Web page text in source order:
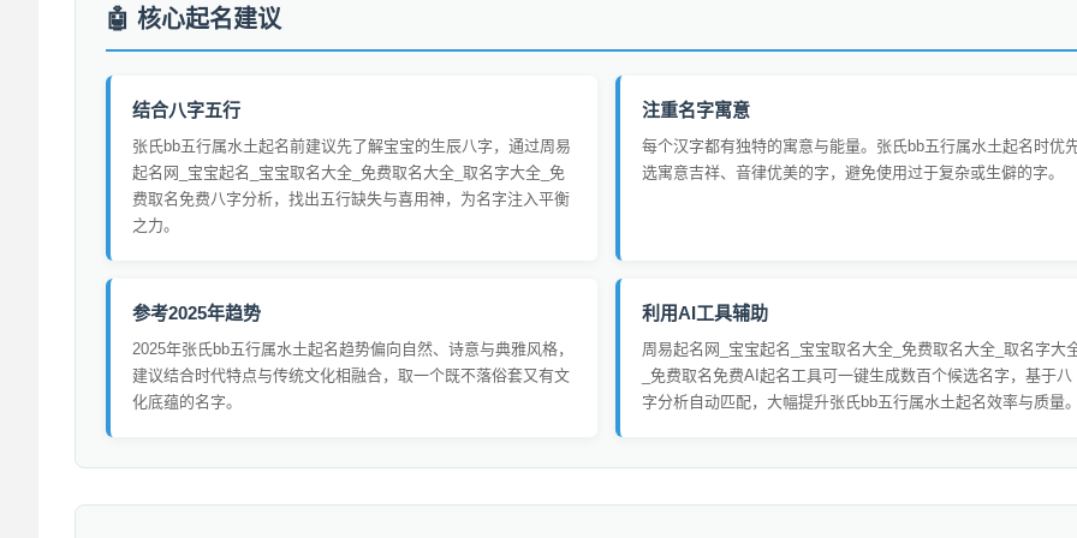
核心起名建议
结合八字五行
张氏bb五行属水土起名前建议先了解宝宝的生辰八字，通过周易
起名网_宝宝起名_宝宝取名大全_免费取名大全_取名字大全_免
费取名免费八字分析，找出五行缺失与喜用神，为名字注入平衡
之力。
注重名字寓意
每个汉字都有独特的寓意与能量。张氏bb五行属水土起名时优
选寓意吉祥、音律优美的字，避免使用过于复杂或生僻的字。
参考2025年趋势
2025年张氏bb五行属水土起名趋势偏向自然、诗意与典雅风格，
建议结合时代特点与传统文化相融合，取一个既不落俗套又有文
化底蕴的名字。
利用AI工具辅助
周易起名网_宝宝起名_宝宝取名大全_免费取名大全_取名字大
_免费取名免费AI起名工具可一键生成数百个候选名字，基于八
字分析自动匹配，大幅提升张氏bb五行属水土起名效率与质量。